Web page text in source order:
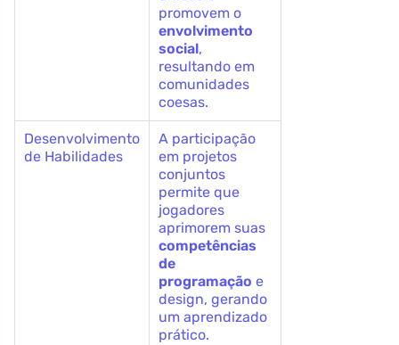
promovem o
envolvimento
social,
resultando em
comunidades
coesas.
Desenvolvimento
de Habilidades
A participação
em projetos
conjuntos
permite que
jogadores
aprimorem suas
competências
de
programação e
design, gerando
um aprendizado
prático.